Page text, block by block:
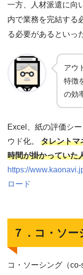
一方、人材派遣に向
内で業務を完結する
る必要があるといっ
アウ
特徴
の効
Excel、紙の評価シ
ウド化。 タレントマ
時間が掛かっていた
https://
ロード
７．コ・ソ
コ・ソーシング（co-